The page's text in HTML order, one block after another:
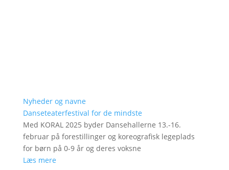
Nyheder og navne
Danseteaterfestival for de mindste
Med KORAL 2025 byder Dansehallerne 13.-16.
februar på forestillinger og koreografisk legeplads
for børn på 0-9 år og deres voksne
Læs mere